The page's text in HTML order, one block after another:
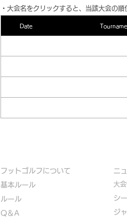
・大会名をクリックすると、当該大会の順
Date
フットゴルフについて
基本ルール
ルール
Q＆A
ニ
大
シ
ジ